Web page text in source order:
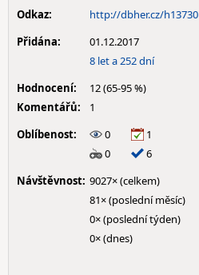
Odkaz:
http://dbher.cz/h13730
Přidána:
01.12.2017
8 let a 252 dní
Hodnocení:
12 (65-95 %)
Komentářů:
1
Oblíbenost:
0
1
0
6
Návštěvnost: 9027× (celkem)
81× (poslední měsíc)
0× (poslední týden)
0× (dnes)